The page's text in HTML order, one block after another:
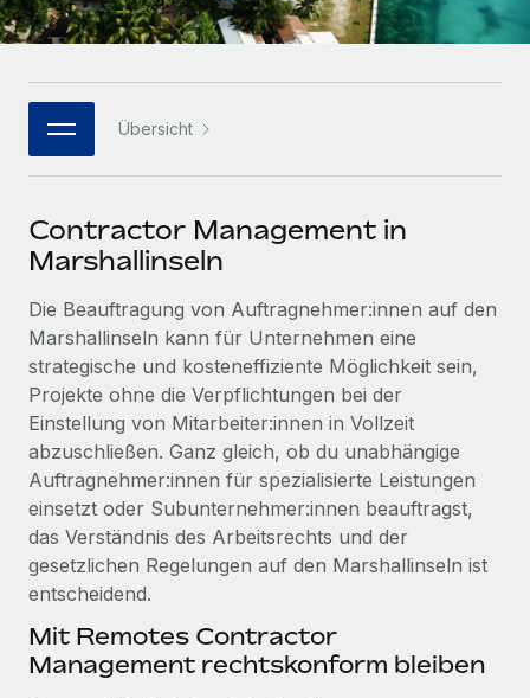
Verknüpfen Neu
MCP
Integrationen
DIENSTLEISTUNGEN
Frag unsere Expert:innen
Hilfe von Expert:innen für globale HR & Compliance
Background-Checks
Einfacheres Bewerber:innen-Screening
Compliance Watchtower
Lückenlose Compliance
Geräteverwaltung
Globale Bereitstellung und Verfolgung von IT-
Gründung von Niederlassungen
Strategische Technologiepartner
Flexible Einbettung von Global-HR-Funktionen in deine
Plattform
Entdecke die Möglichkeiten einer Partnerschaft
Beratung zu Integrationen und KI-Automatisierung
FALLSTUDIEN
So hat der KI-Vorreiter Weaviate sein Team mit
Remote um 120 % vergrößert
Weaviate auf einen Blick Weaviate entwickelt KI-basierte
Open-Source-Infrastrukturen. Das...
Mehr erfahren
Strategische Partnerschaft zwischen
Checklisten und Vorlagen
Bibliothek für Stellenbeschreibungen
Webinare
Events
Newsroom
Insights Center
Hol dir Unterstützung
Alle Ressourcen anzeigen
BLOG
Globale Payroll
EOR und PEO
Contractor Management
日本語
한국어
Übersicht
Contractor Management in
Marshallinseln
Die Beauftragung von Auftragnehmer:innen auf den
Marshallinseln kann für Unternehmen eine
strategische und kosteneffiziente Möglichkeit sein,
Projekte ohne die Verpflichtungen bei der
Einstellung von Mitarbeiter:innen in Vollzeit
abzuschließen. Ganz gleich, ob du unabhängige
Auftragnehmer:innen für spezialisierte Leistungen
einsetzt oder Subunternehmer:innen beauftragst,
das Verständnis des Arbeitsrechts und der
gesetzlichen Regelungen auf den Marshallinseln ist
entscheidend.
Mit Remotes Contractor
Management rechtskonform bleiben